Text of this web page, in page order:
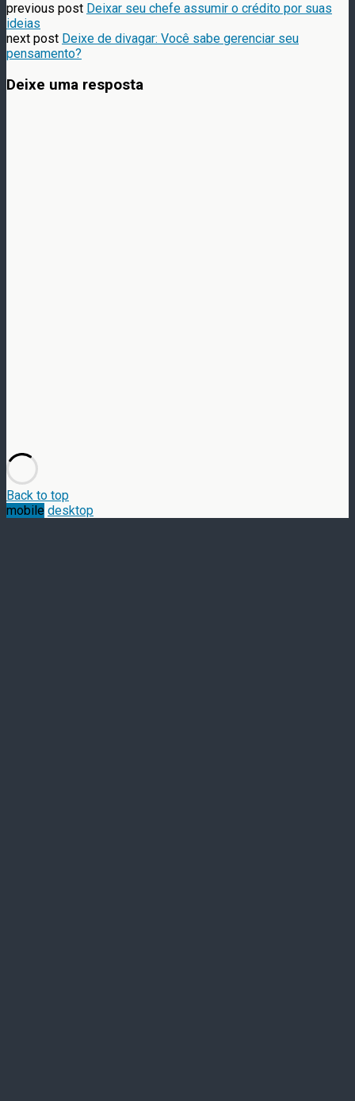
previous post Deixar seu chefe assumir o crédito por suas
ideias
next post Deixe de divagar: Você sabe gerenciar seu
pensamento?
Deixe uma resposta
Back to top
mobile desktop